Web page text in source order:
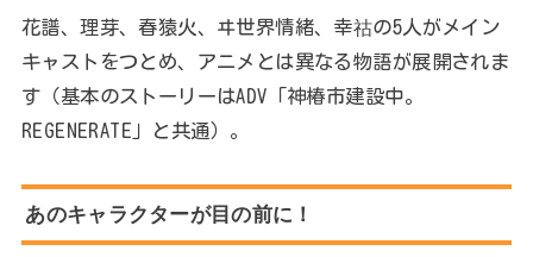
花譜、理芽、春猿火、ヰ世界情緒、幸祜の5人がメイン
キャストをつとめ、アニメとは異なる物語が展開されま
す（基本のストーリーはADV「神椿市建設中。
REGENERATE」と共通）。
あのキャラクターが目の前に！